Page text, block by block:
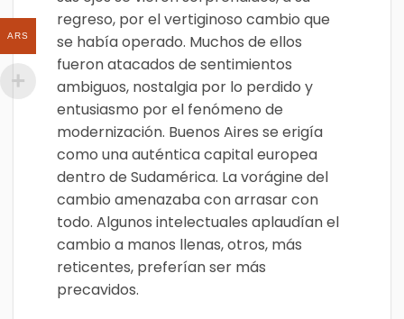
regreso, por el vertiginoso cambio que
se había operado. Muchos de ellos
fueron atacados de sentimientos
ambiguos, nostalgia por lo perdido y
entusiasmo por el fenómeno de
modernización. Buenos Aires se erigía
como una auténtica capital europea
dentro de Sudamérica. La vorágine del
cambio amenazaba con arrasar con
todo. Algunos intelectuales aplaudían el
cambio a manos llenas, otros, más
reticentes, preferían ser más
precavidos.
ARS